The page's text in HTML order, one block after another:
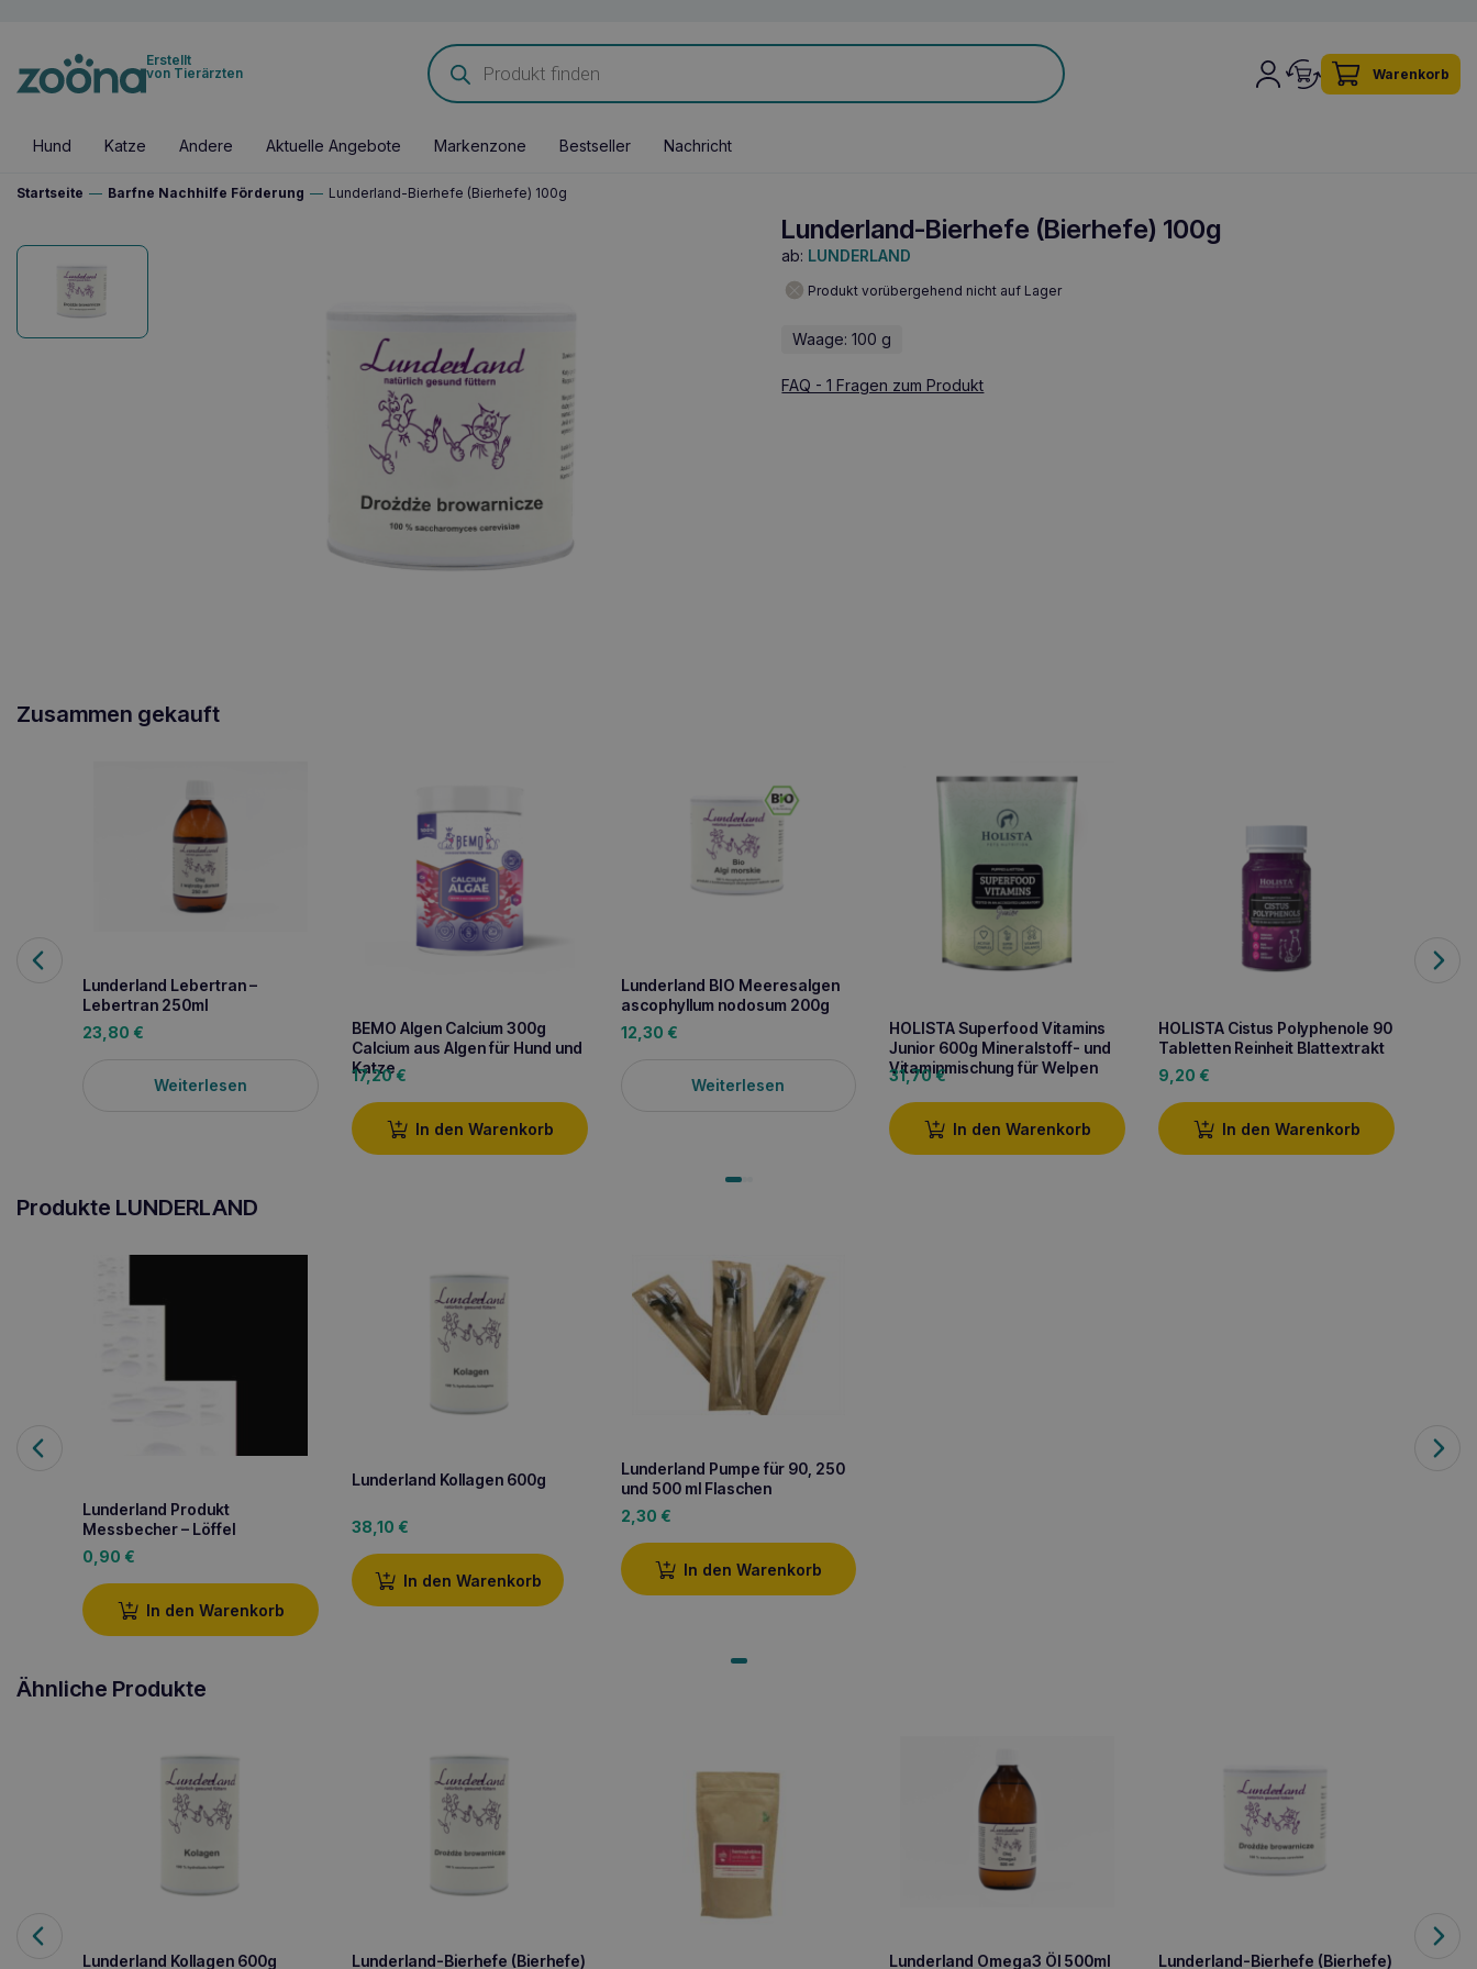
Erstellt
von Tierärzten
Products
search
Warenkorb
Hund Katze Andere Aktuelle Angebote Markenzone Bestseller Nachricht
Startseite — Barfne Nachhilfe Förderung — Lunderland-Bierhefe (Bierhefe) 100g
Lunderland-Bierhefe (Bierhefe) 100g
ab: LUNDERLAND
Produkt vorübergehend nicht auf Lager
Waage: 100 g
FAQ - 1 Fragen zum Produkt
Zusammen gekauft
Lunderland Lebertran –
Lebertran 250ml
23,80 €
Weiterlesen
BEMO Algen Calcium 300g
Calcium aus Algen für Hund und
Katze
17,20€
In den Warenkorb
Lunderland BIO Meeresalgen
ascophyllum nodosum 200g
12,30 €
Weiterlesen
HOLISTA Superfood Vitamins
Junior 600g Mineralstoff- und
Vitaminmischung für Welpen
31,70€
In den Warenkorb
HOLISTA Cistus Polyphenole 90
Tabletten Reinheit Blattextrakt
9,20 €
In den Warenkorb
Produkte LUNDERLAND
Lunderland Produkt
Messbecher – Löffel
0,90 €
In den Warenkorb
Lunderland Kollagen 600g
38,10 €
In den Warenkorb
Lunderland Pumpe für 90, 250
und 500 ml Flaschen
2,30 €
In den Warenkorb
Ähnliche Produkte
Lunderland Kollagen 600g
Lunderland-Bierhefe (Bierhefe)
Lunderland Omega3 Öl 500ml
Lunderland-Bierhefe (Bierhefe)